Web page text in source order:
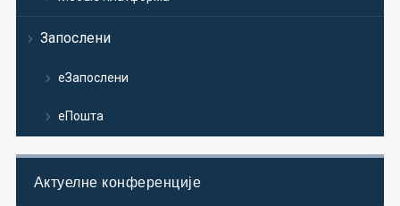
Запослени
еЗапослени
еПошта
Актуелне конференције